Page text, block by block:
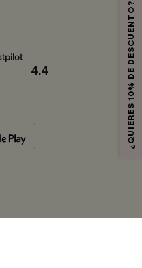
4.4 ¿QUIERES 10% DE DESCUENTO?